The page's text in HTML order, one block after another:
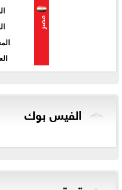
مصر
الفيس بوك